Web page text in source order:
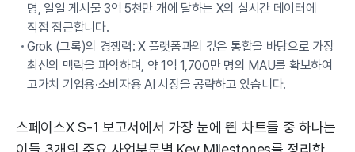
명, 일일 게시물 3억 5천만 개에 달하는 X의 실시간 데이터에
직접 접근합니다.
Grok (그록)의 경쟁력: X 플랫폼과의 깊은 통합을 바탕으로 가장
최신의 맥락을 파악하며, 약 1억 1,700만 명의 MAU를 확보하여
고가치 기업용·소비자용 AI 시장을 공략하고 있습니다.
스페이스X S-1 보고서에서 가장 눈에 띈 차트들 중 하나는